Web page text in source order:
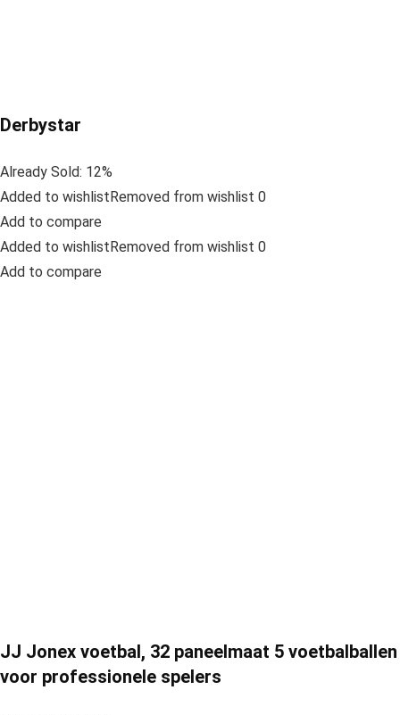
Derbystar
Already Sold: 12%
Added to wishlistRemoved from wishlist 0
Add to compare
Added to wishlistRemoved from wishlist 0
Add to compare
JJ Jonex voetbal, 32 paneelmaat 5 voetbalballen
voor professionele spelers